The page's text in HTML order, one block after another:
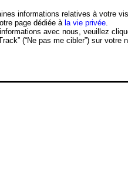
informations relatives à votre
page dédiée àla vie privée
avec nous, veuillez
(“Ne pas me cibler”) sur